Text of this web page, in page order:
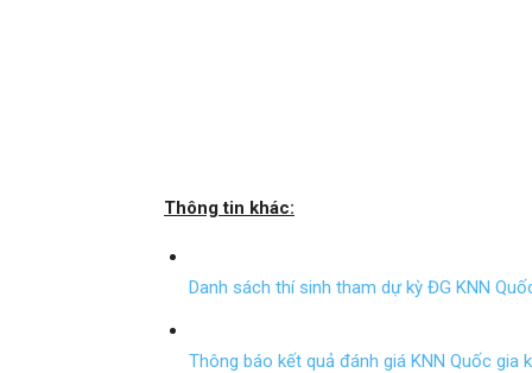
Nam
Thông tin khác:
Danh sách thí sinh tham dự kỳ ĐG KNN
Thông báo kết quả đánh giá KNN Quốc gia